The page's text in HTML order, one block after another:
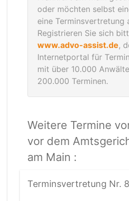
oder möchten selbst
eine Terminsvertretung
Registrieren Sie sich
www.advo-assist.de,
Internetportal für
mit über 10.000
200.000 Terminen.
Weitere Termine
vor dem
am Main :
Terminsvertretung Nr.